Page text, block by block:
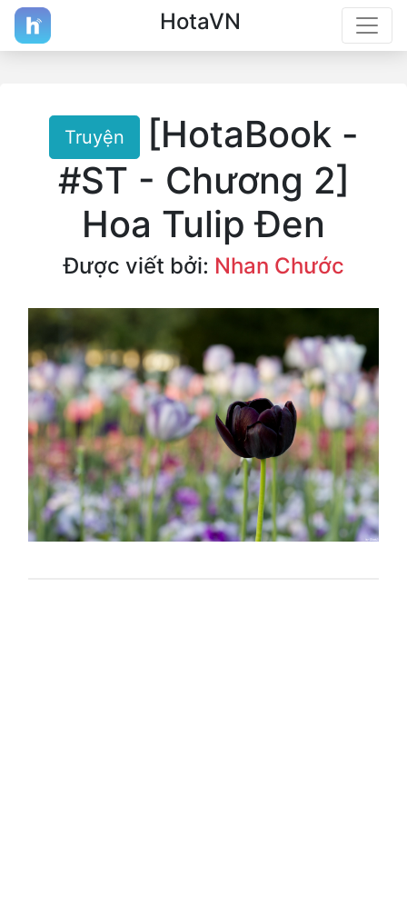
HotaVN
Truyện
[HotaBook -
#ST - Chương 2]
Hoa Tulip Đen
Được viết bởi: Nhan Chước